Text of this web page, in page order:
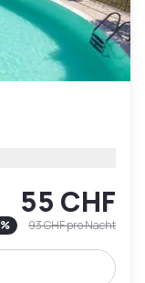
55 CHF
% 93 CHFpro Nacht